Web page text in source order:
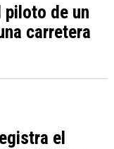
piloto de un
carretera
el